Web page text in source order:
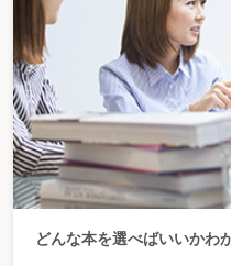
どんな本を選べばいいかわ